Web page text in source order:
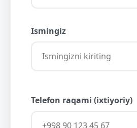
Ismingiz
Telefon raqami (ixtiyoriy)